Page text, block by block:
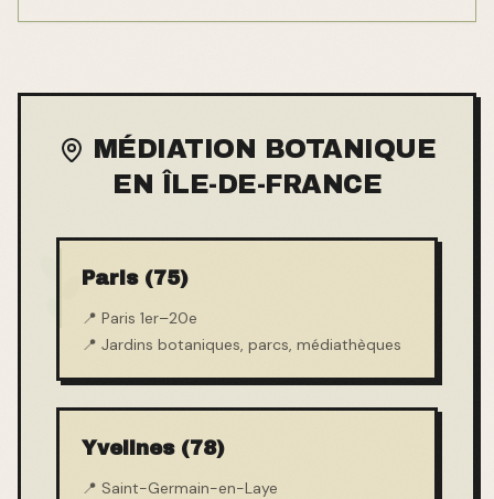
MÉDIATION BOTANIQUE
EN ÎLE-DE-FRANCE
Paris (75)
📍 Paris 1er–20e
📍 Jardins botaniques, parcs, médiathèques
Yvelines (78)
📍 Saint-Germain-en-Laye